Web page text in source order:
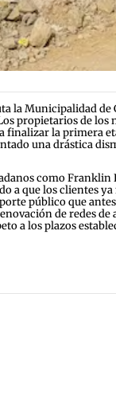
la Municipalidad
propietarios de
la primera
una drástica
como Franklin
a que los clientes
público que
de redes
a los plazos